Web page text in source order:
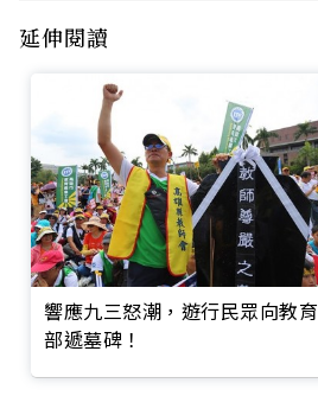
延伸閱讀
響應九三怒潮，遊行民眾向教育
部遞墓碑！